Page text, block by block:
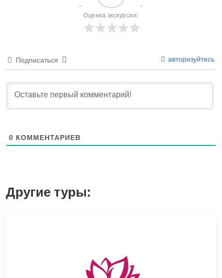
Оценка экскурсии:
Подписаться авторизуйтесь
0 КОММЕНТАРИЕВ
Другие туры: